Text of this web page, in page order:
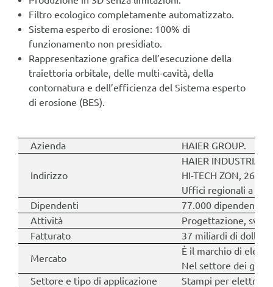
Filtro ecologico completamente automatizzato.
Sistema esperto di erosione: 100% di
funzionamento non presidiato.
Rappresentazione grafica dell’esecuzione della
traiettoria orbitale, delle multi-cavità, della
contornatura e dell’efficienza del Sistema esperto
di erosione (BES).
Azienda HAIER GROUP.
Indirizzo
HAIER INDUSTRIAL
HI-TECH ZON,
Uffici regionali a
Dipendenti
77.000 dipendenti.
Attività
Progettazione,
Fatturato
37 miliardi di dollari
Mercato
È il marchio di
Nel settore dei
Settore e tipo di applicazione
Stampi per